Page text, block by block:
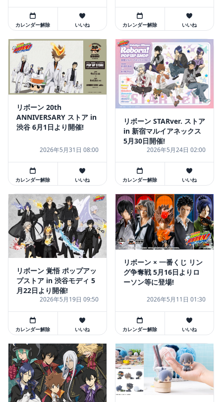
カレンダー解除 いいね カレンダー解除 いいね
リボーン 20th
ANNIVERSARY ストア in
渋谷 6月1日より開催!
2026年5月31日 08:00
カレンダー解除 いいね
リボーン STARver. ストア
in 新宿マルイアネックス
5月30日開催!
2026年5月24日 02:00
カレンダー解除 いいね
リボーン 覚悟 ポップアッ
プストア in 渋谷モディ 5
月22日より開催!
2026年5月19日 09:50
カレンダー解除 いいね
リボーン × 一番くじ リン
グ争奪戦 5月16日よりロ
ーソン等に登場!
2026年5月11日 01:30
カレンダー解除 いいね